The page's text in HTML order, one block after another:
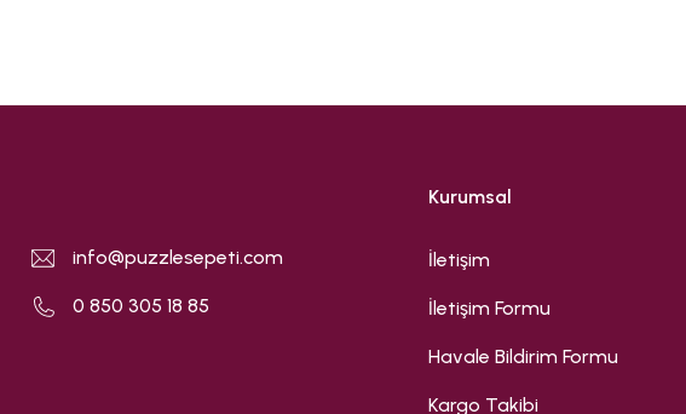
info@puzzlesepeti.com
0 850 305 18 85
Kurumsal
İletişim
İletişim Formu
Havale Bildirim Formu
Kargo Takibi